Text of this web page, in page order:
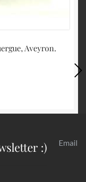
Aveyron.
:) Email